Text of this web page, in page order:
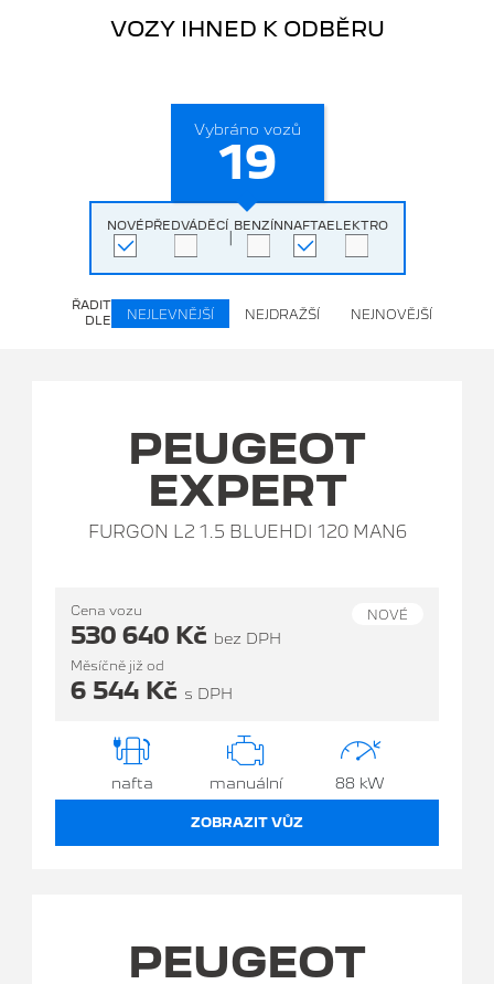
VOZY IHNED K ODBĚRU
NOVÉPŘEDVÁDĚCÍ
|
BENZÍNNAFTAELEKTRO
Vybráno vozů
19
ŘADIT
DLE
NEJLEVNĚJŠÍ NEJDRAŽŠÍ NEJNOVĚJŠÍ
PEUGEOT
EXPERT
FURGON L2 1.5 BLUEHDI 120 MAN6
Cena vozu
530 640 Kč bez DPH
Měsíčně již od
6 544 Kč s DPH
NOVÉ
nafta manuální 88 kW
ZOBRAZIT VŮZ
PEUGEOT